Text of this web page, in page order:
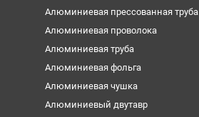
Алюминиевая прессованная труба
Алюминиевая проволока
Алюминиевая труба
Алюминиевая фольга
Алюминиевая чушка
Алюминиевый двутавр